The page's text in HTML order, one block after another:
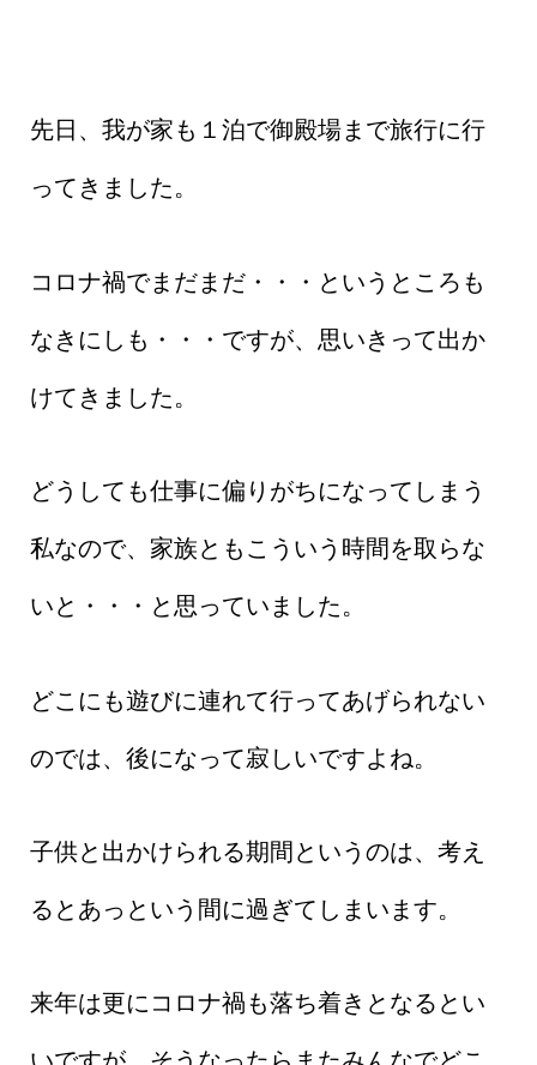
先日、我が家も１泊で御殿場まで旅行に行
ってきました。
コロナ禍でまだまだ・・・というところも
なきにしも・・・ですが、思いきって出か
けてきました。
どうしても仕事に偏りがちになってしまう
私なので、家族ともこういう時間を取らな
いと・・・と思っていました。
どこにも遊びに連れて行ってあげられない
のでは、後になって寂しいですよね。
子供と出かけられる期間というのは、考え
るとあっという間に過ぎてしまいます。
来年は更にコロナ禍も落ち着きとなるとい